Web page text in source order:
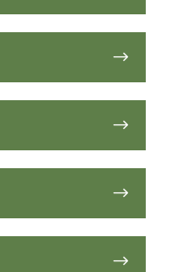
$
$
$
$